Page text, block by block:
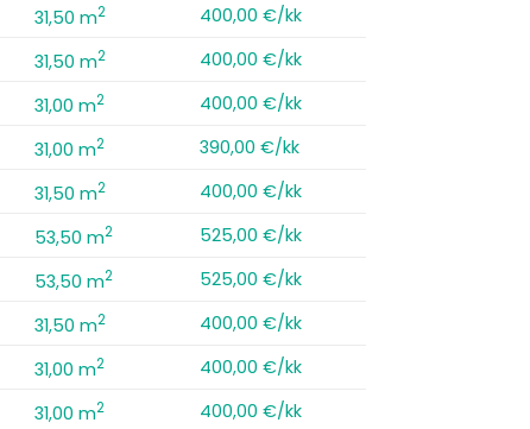
31,50 m2
400,00 €/kk
31,50 m2
400,00 €/kk
31,00 m2
400,00 €/kk
31,00 m2
390,00 €/kk
31,50 m2
400,00 €/kk
53,50 m2
525,00 €/kk
53,50 m2
525,00 €/kk
31,50 m2
400,00 €/kk
31,00 m2
400,00 €/kk
31,00 m2 400,00 €/kk